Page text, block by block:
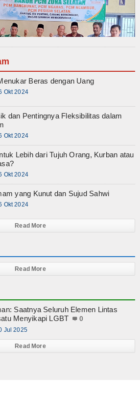
Beras dengan Uang
Okt 2024
dan Pentingnya Fleksibilitas dalam
Okt 2024
Lebih dari Tujuh Orang, Kurban atau
Okt 2024
yang Kunut dan Sujud Sahwi
Okt 2024
Read More
Read More
Saatnya Seluruh Elemen Lintas
Menyikapi LGBT
0
Jul 2025
Read More